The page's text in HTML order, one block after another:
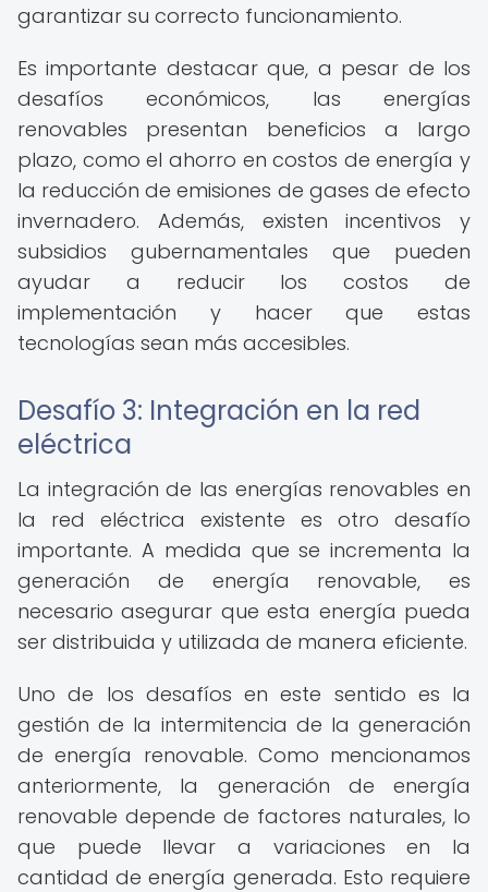
garantizar su correcto funcionamiento.
Es importante destacar que, a pesar de los
desafíos económicos, las energías
renovables presentan beneficios a largo
plazo, como el ahorro en costos de energía y
la reducción de emisiones de gases de efecto
invernadero. Además, existen incentivos y
subsidios gubernamentales que pueden
ayudar a reducir los costos de
implementación y hacer que estas
tecnologías sean más accesibles.
Desafío 3: Integración en la red
eléctrica
La integración de las energías renovables en
la red eléctrica existente es otro desafío
importante. A medida que se incrementa la
generación de energía renovable, es
necesario asegurar que esta energía pueda
ser distribuida y utilizada de manera eficiente.
Uno de los desafíos en este sentido es la
gestión de la intermitencia de la generación
de energía renovable. Como mencionamos
anteriormente, la generación de energía
renovable depende de factores naturales, lo
que puede llevar a variaciones en la
cantidad de energía generada. Esto requiere